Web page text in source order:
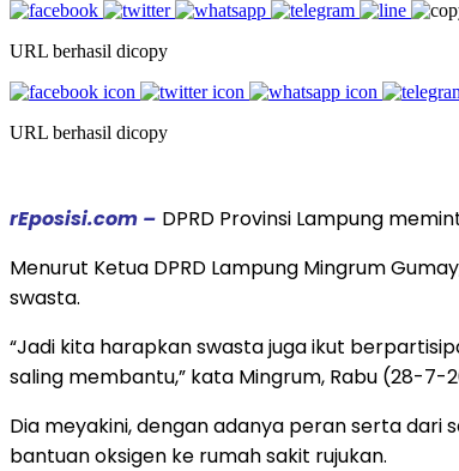
URL berhasil dicopy
URL berhasil dicopy
rEposisi.com – DPRD Provinsi Lampung
Menurut Ketua DPRD Lampung Mingrum
swasta.
“Jadi kita harapkan swasta juga ikut
saling membantu,” kata Mingrum, Rabu (28-7-
Dia meyakini, dengan adanya peran serta dari
bantuan oksigen ke rumah sakit rujukan.